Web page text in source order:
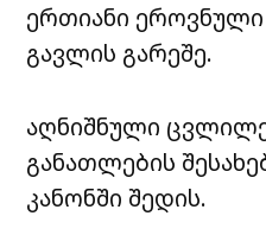
ერთიანი
გავლის გარეშე.
აღნიშნული
განათლების
კანონში შედის.